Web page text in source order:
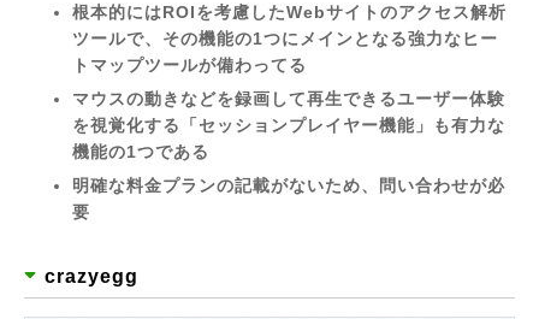
根本的にはROIを考慮したWebサイトのアクセス解析
ツールで、その機能の1つにメインとなる強力なヒー
トマップツールが備わってる
マウスの動きなどを録画して再生できるユーザー体験
を視覚化する「セッションプレイヤー機能」も有力な
機能の1つである
明確な料金プランの記載がないため、問い合わせが必
要
crazyegg